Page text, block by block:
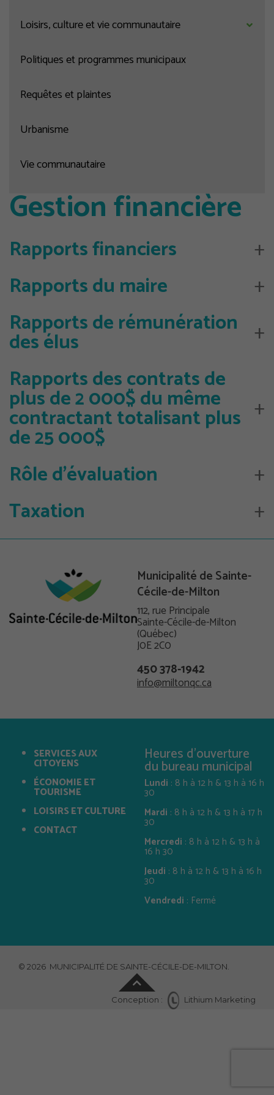
Loisirs, culture et vie communautaire
Politiques et programmes municipaux
Requêtes et plaintes
Urbanisme
Vie communautaire
Gestion financière
Rapports financiers
Rapports du maire
Rapports de rémunération
des élus
Rapports des contrats de
plus de 2 000$ du même
contractant totalisant plus
de 25 000$
Rôle d’évaluation
Taxation
Municipalité de Sainte-
Cécile-de-Milton
112, rue Principale
Sainte-Cécile-de-Milton
(Québec)
J0E 2C0
450 378-1942
info@miltonqc.ca
SERVICES AUX
CITOYENS
ÉCONOMIE ET
TOURISME
LOISIRS ET CULTURE
CONTACT
Heures d'ouverture
du bureau municipal
Lundi : 8 h à 12 h & 13 h à 16 h
30
Mardi : 8 h à 12 h & 13 h à 17 h
30
Mercredi : 8 h à 12 h & 13 h à
16 h 30
Jeudi : 8 h à 12 h & 13 h à 16 h
30
Vendredi : Fermé
© 2026 MUNICIPALITÉ DE SAINTE-CÉCILE-DE-MILTON.
Conception : Lithium Marketing